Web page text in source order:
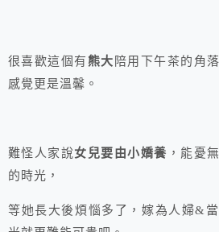
很喜歡這個有 熊大 陪用下午茶的角
感覺更是溫馨。
難怪人家說女兒要由小嬌養 ，能憂
的時光，
等她長大後煩惱多了，嫁為人婦&